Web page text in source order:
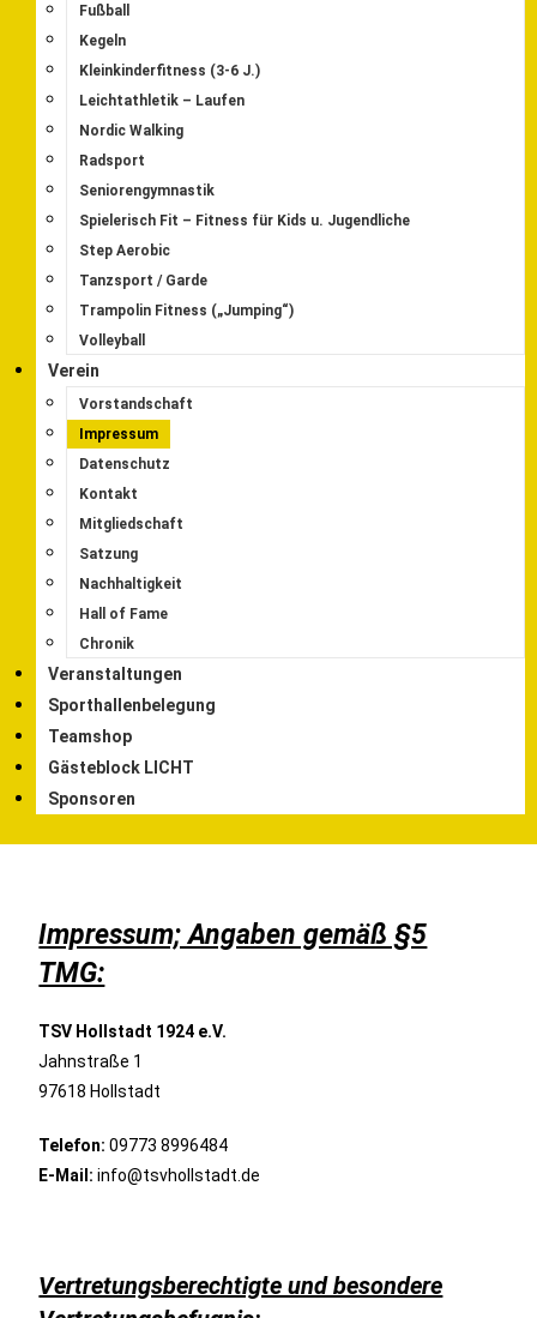
Fußball
Kegeln
Kleinkinderfitness (3-6 J.)
Leichtathletik – Laufen
Nordic Walking
Radsport
Seniorengymnastik
Spielerisch Fit – Fitness für Kids u. Jugendliche
Step Aerobic
Tanzsport / Garde
Trampolin Fitness („Jumping“)
Volleyball
Verein
Vorstandschaft
Impressum
Datenschutz
Kontakt
Mitgliedschaft
Satzung
Nachhaltigkeit
Hall of Fame
Chronik
Veranstaltungen
Sporthallenbelegung
Teamshop
Gästeblock LICHT
Sponsoren
Impressum; Angaben gemäß §5
TMG:
TSV Hollstadt 1924 e.V.
Jahnstraße 1
97618 Hollstadt
Telefon: 09773 8996484
E-Mail: info@tsvhollstadt.de
Vertretungsberechtigte und besondere